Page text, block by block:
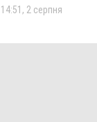
14:51, 2 серпня